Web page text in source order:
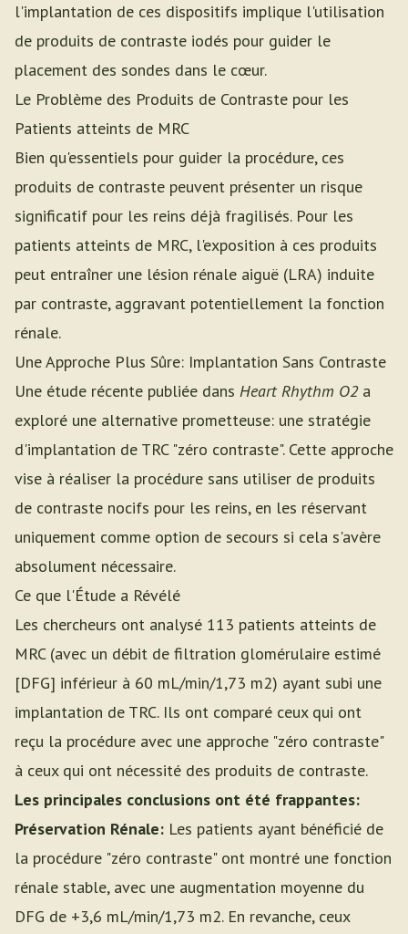
l'implantation de ces dispositifs implique l'utilisation
de produits de contraste iodés pour guider le
placement des sondes dans le cœur.
Le Problème des Produits de Contraste pour les
Patients atteints de MRC
Bien qu'essentiels pour guider la procédure, ces
produits de contraste peuvent présenter un risque
significatif pour les reins déjà fragilisés. Pour les
patients atteints de MRC, l'exposition à ces produits
peut entraîner une lésion rénale aiguë (LRA) induite
par contraste, aggravant potentiellement la fonction
rénale.
Une Approche Plus Sûre: Implantation Sans Contraste
Une étude récente publiée dans Heart Rhythm O2a
exploré une alternative prometteuse: une stratégie
d'implantation de TRC "zéro contraste". Cette approche
vise à réaliser la procédure sans utiliser de produits
de contraste nocifs pour les reins, en les réservant
uniquement comme option de secours si cela s'avère
absolument nécessaire.
Ce que l'Étude a Révélé
Les chercheurs ont analysé 113 patients atteints de
MRC (avec un débit de filtration glomérulaire estimé
[DFG] inférieur à 60 mL/min/1,73 m2) ayant subi une
implantation de TRC. Ils ont comparé ceux qui ont
reçu la procédure avec une approche "zéro contraste"
à ceux qui ont nécessité des produits de contraste.
Les principales conclusions ont été frappantes:
Préservation Rénale: Les patients ayant bénéficié de
la procédure "zéro contraste" ont montré une fonction
rénale stable, avec une augmentation moyenne du
DFG de +3,6 mL/min/1,73 m2. En revanche, ceux